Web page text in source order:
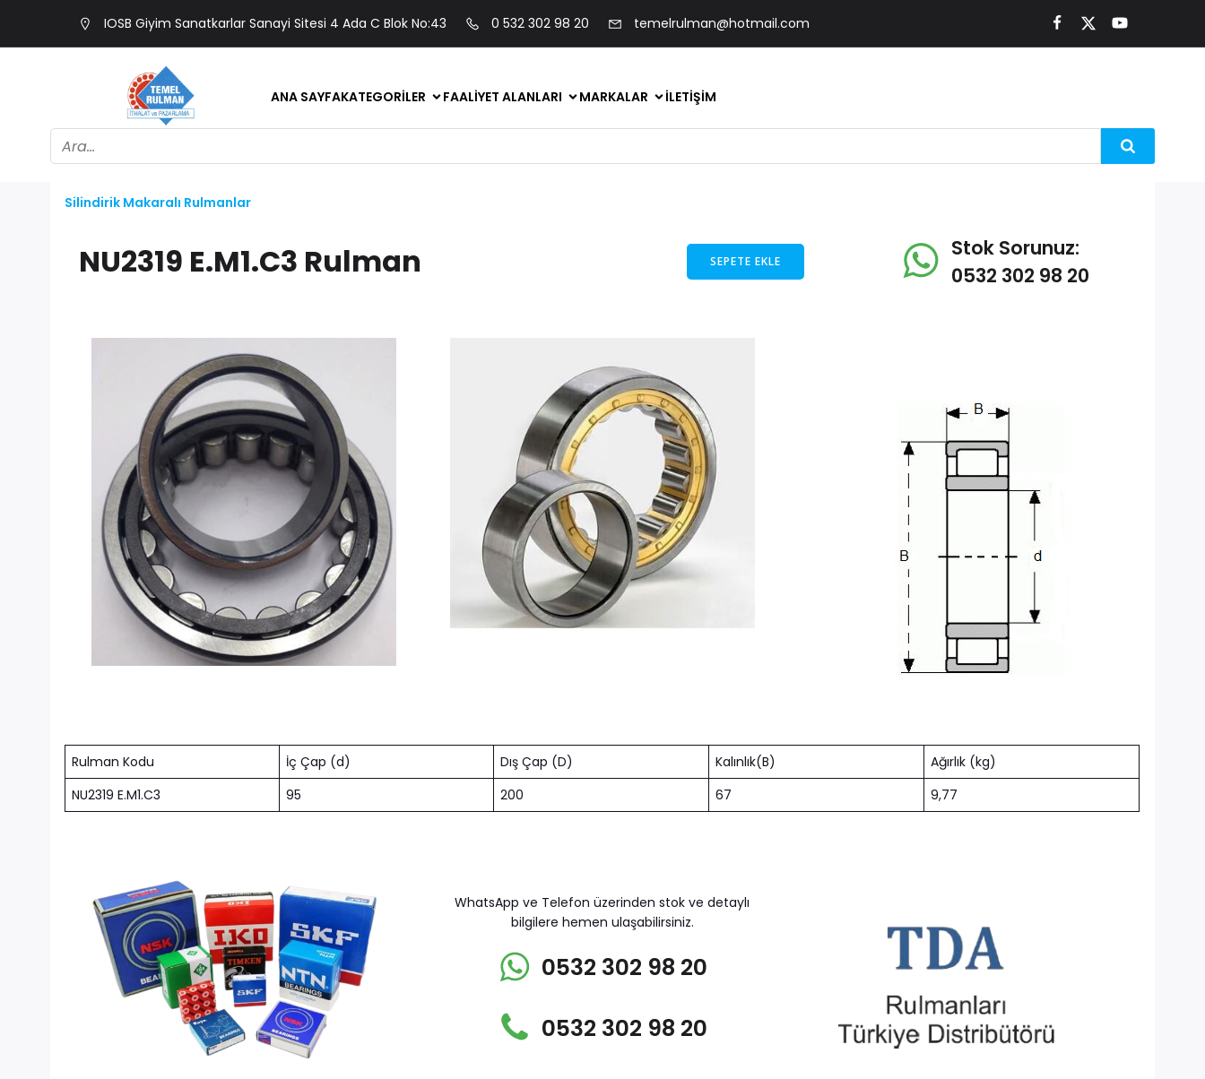
IOSB Giyim Sanatkarlar Sanayi Sitesi 4 Ada C Blok No:43 0 532 302 98 20 temelrulman@hotmail.com
ANA SAYFAKATEGORILER FAALIYET ALANLARI MARKALAR İLETIŞIM
Silindirik Makaralı Rulmanlar
NU2319 E.M1.C3 Rulman SEPETE EKLE
Stok Sorunuz:
0532 302 98 20
Rulman Kodu İç Çap (d) Dış Çap (D) Kalınlık(B)
Ağırlık (kg)
NU2319 E.M1.C3
95 200 67 9,77
WhatsApp ve Telefon üzerinden stok ve detaylı
bilgilere hemen ulaşabilirsiniz.
0532 302 98 20
0532 302 98 20